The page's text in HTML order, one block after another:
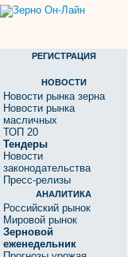
РЕГИСТРАЦИЯ
НОВОСТИ
Новости рынка зерна
Новости рынка
масличных
ТОП 20
Тендеры
Новости
законодательства
Пресс-релизы
АНАЛИТИКА
Российский рынок
Мировой рынок
Зерновой
еженедельник